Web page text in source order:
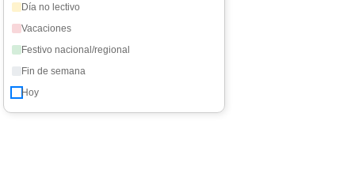
Día no lectivo
Vacaciones
Festivo nacional/regional
Fin de semana
Hoy